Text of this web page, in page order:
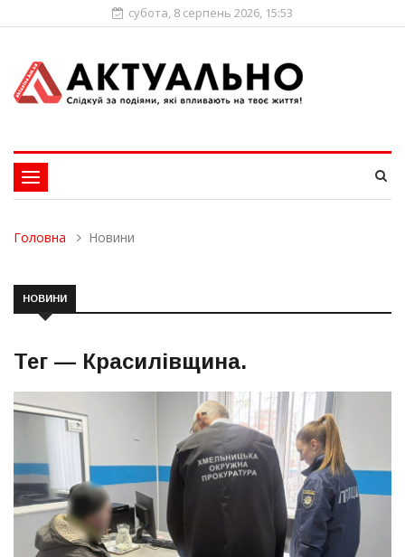
субота, 8 серпень 2026, 15:53
Toggle
navigation
Головна Новини
НОВИНИ
Тег — Красилівщина.